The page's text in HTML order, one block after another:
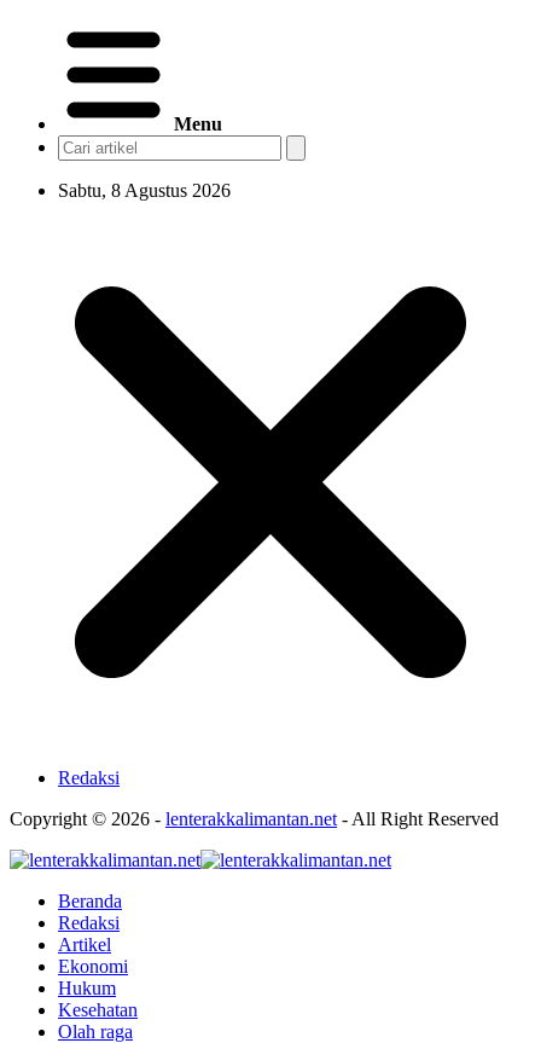
Menu
Sabtu, 8 Agustus 2026
Redaksi
Copyright © 2026 - lenterakkalimantan.net - All Right Reserved
Beranda
Redaksi
Artikel
Ekonomi
Hukum
Kesehatan
Olah raga